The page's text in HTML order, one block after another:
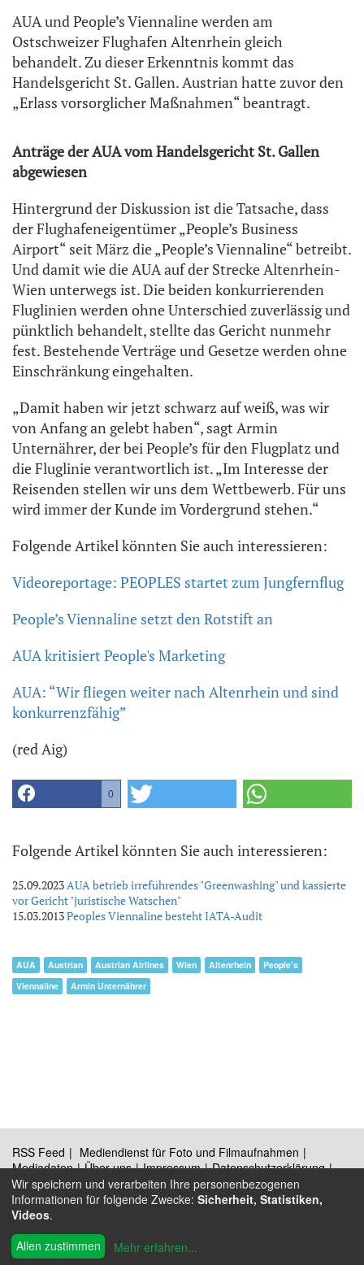
AUA und People’s Viennaline werden am
Ostschweizer Flughafen Altenrhein gleich
behandelt. Zu dieser Erkenntnis kommt das
Handelsgericht St. Gallen. Austrian hatte zuvor den
„Erlass vorsorglicher Maßnahmen“ beantragt.
Anträge der AUA vom Handelsgericht St. Gallen
abgewiesen
Hintergrund der Diskussion ist die Tatsache, dass
der Flughafeneigentümer „People’s Business
Airport“ seit März die „People’s Viennaline“ betreibt.
Und damit wie die AUA auf der Strecke Altenrhein-
Wien unterwegs ist. Die beiden konkurrierenden
Fluglinien werden ohne Unterschied zuverlässig und
pünktlich behandelt, stellte das Gericht nunmehr
fest. Bestehende Verträge und Gesetze werden ohne
Einschränkung eingehalten.
„Damit haben wir jetzt schwarz auf weiß, was wir
von Anfang an gelebt haben“, sagt Armin
Unternährer, der bei People’s für den Flugplatz und
die Fluglinie verantwortlich ist. „Im Interesse der
Reisenden stellen wir uns dem Wettbewerb. Für uns
wird immer der Kunde im Vordergrund stehen.“
Folgende Artikel könnten Sie auch interessieren:
Videoreportage: PEOPLES startet zum Jungfernflug
People’s Viennaline setzt den Rotstift an
AUA kritisiert People's Marketing
AUA: “Wir fliegen weiter nach Altenrhein und sind
konkurrenzfähig”
(red Aig)
0
Folgende Artikel könnten Sie auch interessieren:
25.09.2023AUA betrieb irreführendes "Greenwashing" und kassierte
vor Gericht "juristische Watschen"
15.03.2013Peoples Viennaline besteht IATA-Audit
AUA Austrian Austrian Airlines Wien Altenrhein
People's
Viennaline
Armin Unternährer
RSS Feed
Mediendienst für Foto und Filmaufnahmen
Mediadaten
Über uns Impressum
Datenschutzerklärung
Kontakt
© 2009 - 2026 Austrian Wings®
Wir speichern und verarbeiten Ihre personenbezogenen
Informationen für folgende Zwecke: Sicherheit, Statistiken,
Videos.
Allen zustimmen
Mehr erfahren...